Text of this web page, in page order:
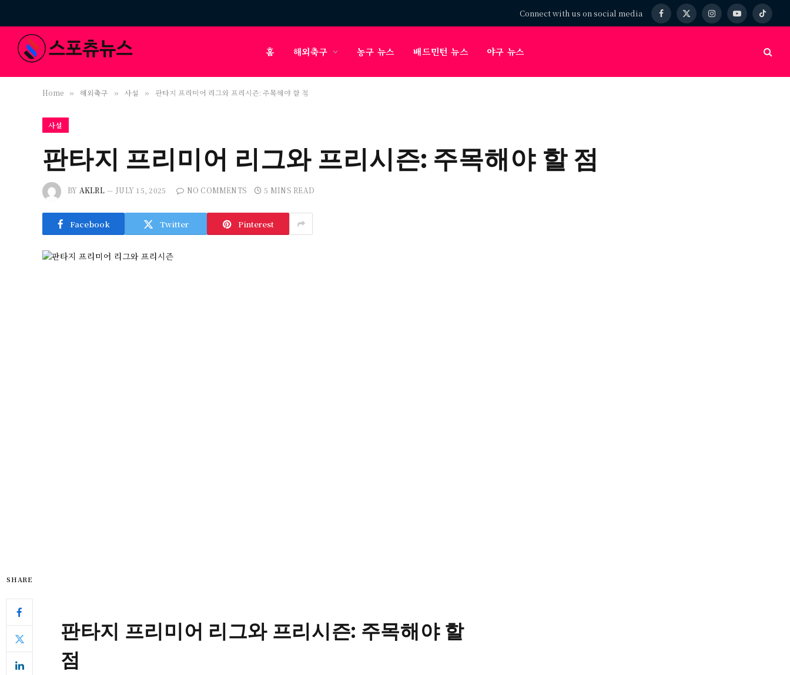
Connect with us on social media Facebook
X
InstagramYouTubeTikTok
홈 해외축구 농구 뉴스 배드민턴 뉴스 야구 뉴스
Home » 해외축구 » 사설 » 판타지 프리미어 리그와 프리시즌: 주목해야 할 점
사설
판타지 프리미어 리그와 프리시즌: 주목해야 할 점
BY AKLRL JULY 15, 2025 NO COMMENTS 5 MINS READ
Facebook Twitter Pinterest
SHARE
판타지 프리미어 리그와 프리시즌: 주목해야 할
점